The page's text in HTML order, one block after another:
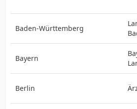
Baden-Württemberg
Bayern
Berlin